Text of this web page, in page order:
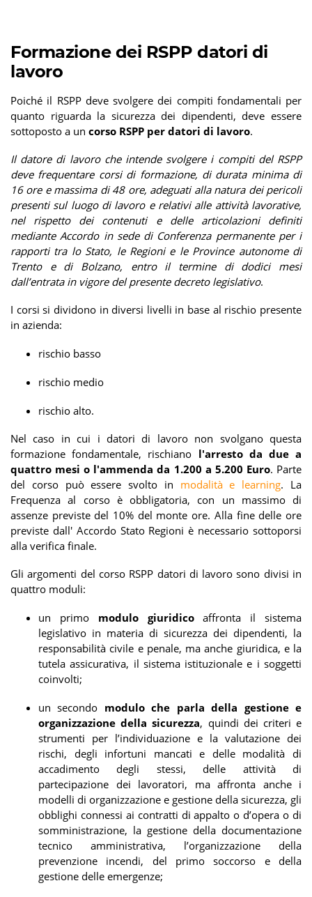
Formazione dei RSPP datori di
lavoro
Poiché il RSPP deve svolgere dei compiti fondamentali per
quanto riguarda la sicurezza dei dipendenti, deve essere
sottoposto a un corso RSPP per datori di lavoro.
Il datore di lavoro che intende svolgere i compiti del RSPP
deve frequentare corsi di formazione, di durata minima di
16 ore e massima di 48 ore, adeguati alla natura dei pericoli
presenti sul luogo di lavoro e relativi alle attività lavorative,
nel rispetto dei contenuti e delle articolazioni definiti
mediante Accordo in sede di Conferenza permanente per i
rapporti tra lo Stato, le Regioni e le Province autonome di
Trento e di Bolzano, entro il termine di dodici mesi
dall’entrata in vigore del presente decreto legislativo.
I corsi si dividono in diversi livelli in base al rischio presente
in azienda:
rischio basso
rischio medio
rischio alto.
Nel caso in cui i datori di lavoro non svolgano questa
formazione fondamentale, rischiano l'arresto da due a
quattro mesi o l'ammenda da 1.200 a 5.200 Euro. Parte
del corso può essere svolto in modalità e learning. La
Frequenza al corso è obbligatoria, con un massimo di
assenze previste del 10% del monte ore. Alla fine delle ore
previste dall' Accordo Stato Regioni è necessario sottoporsi
alla verifica finale.
Gli argomenti del corso RSPP datori di lavoro sono divisi in
quattro moduli:
un primo modulo giuridicoaffronta il sistema
legislativo in materia di sicurezza dei dipendenti, la
responsabilità civile e penale, ma anche giuridica, e la
tutela assicurativa, il sistema istituzionale e i soggetti
coinvolti;
un secondo modulo che parla della gestione e
organizzazione della sicurezza, quindi dei criteri e
strumenti per l’individuazione e la valutazione dei
rischi, degli infortuni mancati e delle modalità di
accadimento degli stessi, delle attività di
partecipazione dei lavoratori, ma affronta anche i
modelli di organizzazione e gestione della sicurezza, gli
obblighi connessi ai contratti di appalto o d’opera o di
somministrazione, la gestione della documentazione
tecnico amministrativa, l’organizzazione della
prevenzione incendi, del primo soccorso e della
gestione delle emergenze;